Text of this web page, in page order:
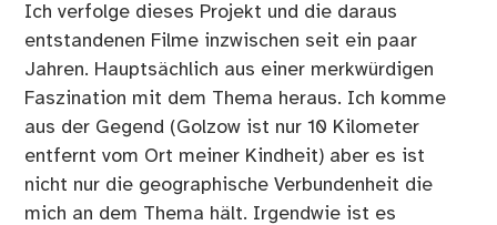
Ich verfolge dieses Projekt und die daraus
entstandenen Filme inzwischen seit ein paar
Jahren. Hauptsächlich aus einer merkwürdigen
Faszination mit dem Thema heraus. Ich komme
aus der Gegend (Golzow ist nur 10 Kilometer
entfernt vom Ort meiner Kindheit) aber es ist
nicht nur die geographische Verbundenheit die
mich an dem Thema hält. Irgendwie ist es